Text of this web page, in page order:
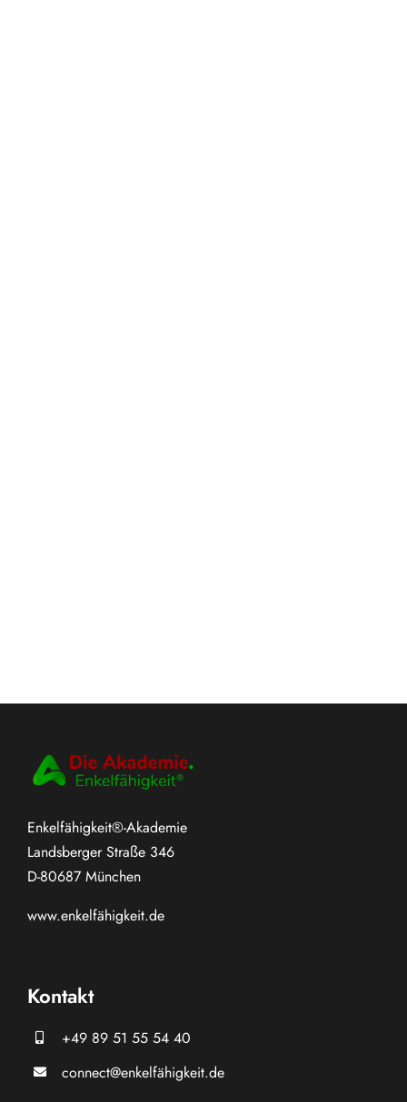
Enkelfähigkeit®-Akademie
Landsberger Straße 346
D-80687 München
www.enkelfähigkeit.de
Kontakt
+49 89 51 55 54 40
connect@enkelfähigkeit.de